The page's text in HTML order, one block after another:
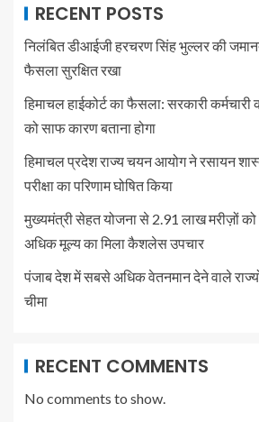
RECENT POSTS
निलंबित डीआईजी हरचरण सिंह भुल्लर की
फैसला सुरक्षित रखा
हिमाचल हाईकोर्ट का फैसला: सरकारी
को साफ कारण बताना होगा
हिमाचल प्रदेश राज्य चयन आयोग ने रसायन
परीक्षा का परिणाम घोषित किया
मुख्यमंत्री सेहत योजना से 2.91 लाख मरीज़ों
अधिक मूल्य का मिला कैशलेस उपचार
पंजाब देश में सबसे अधिक वेतनमान देने वाले
चीमा
RECENT COMMENTS
No comments to show.